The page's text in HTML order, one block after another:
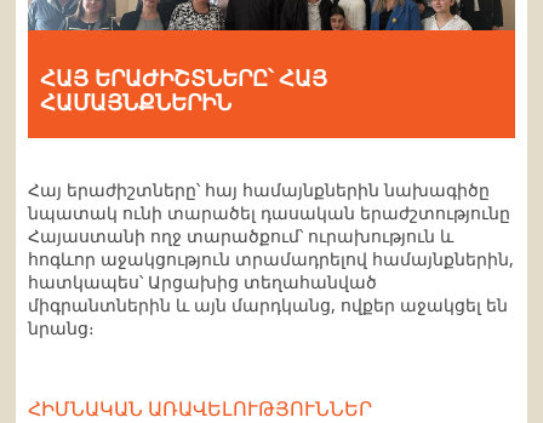
ՀԱՅ ԵՐԱԺԻՇՏՆԵՐԸ՝ ՀԱՅ
ՀԱՄԱՅՆՔՆԵՐԻՆ
Հայ երաժիշտները՝ հայ համայնքներին նախագիծը
նպատակ ունի տարածել դասական երաժշտությունը
Հայաստանի ողջ տարածքում՝ ուրախություն և
հոգևոր աջակցություն տրամադրելով համայնքներին,
հատկապես՝ Արցախից տեղահանված
միգրանտներին և այն մարդկանց, ովքեր աջակցել են
նրանց։
ՀԻՄՆԱԿԱՆ ԱՌԱՎԵԼՈՒԹՅՈՒՆՆԵՐ